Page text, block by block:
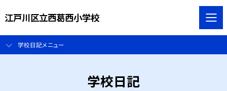
江戸川区立西葛西小学校
学校日記メニュー
学校日記